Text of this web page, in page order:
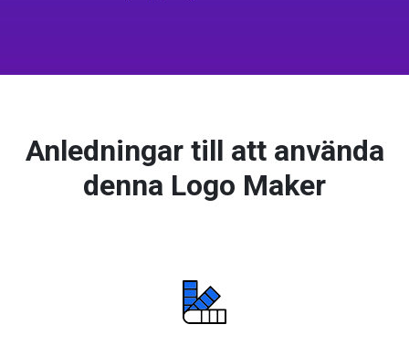
Anledningar till att använda
denna Logo Maker